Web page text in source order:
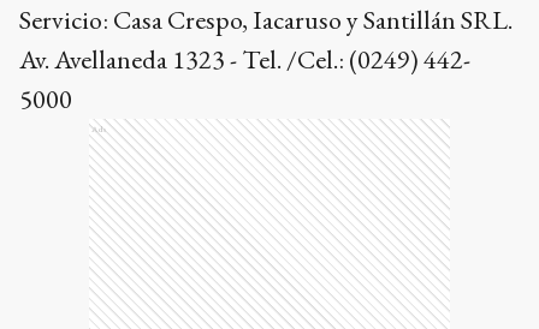
Servicio: Casa Crespo, Iacaruso y Santillán SRL.
Av. Avellaneda 1323 - Tel. /Cel.: (0249) 442-
5000
Ads